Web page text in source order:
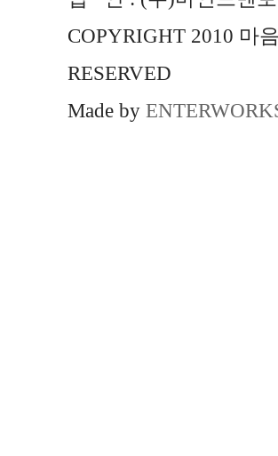
COPYRIGHT 2010 마
RESERVED
Made by